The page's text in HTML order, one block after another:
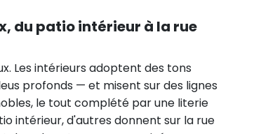
du patio intérieur à la rue
Les intérieurs adoptent des tons
profonds — et misent sur des lignes
le tout complété par une literie
intérieur, d'autres donnent sur la rue